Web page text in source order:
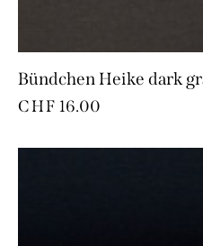
Bündchen Heike dark
CHF 16.00